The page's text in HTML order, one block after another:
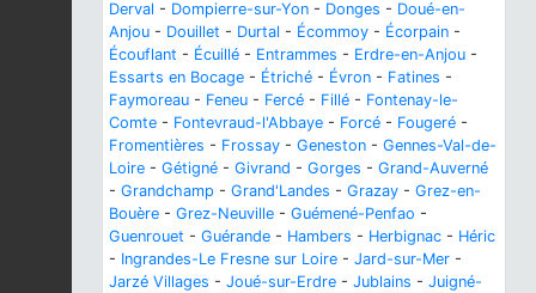
Derval - Dompierre-sur-Yon - Donges - Doué-en-
Anjou - Douillet - Durtal - Écommoy - Écorpain -
Écouflant - Écuillé - Entrammes - Erdre-en-Anjou -
Essarts en Bocage - Étriché - Évron - Fatines -
Faymoreau - Feneu - Fercé - Fillé - Fontenay-le-
Comte - Fontevraud-l'Abbaye - Forcé - Fougeré -
Fromentières - Frossay - Geneston - Gennes-Val-de-
Loire - Gétigné - Givrand - Gorges - Grand-Auverné
- Grandchamp - Grand'Landes - Grazay - Grez-en-
Bouère - Grez-Neuville - Guémené-Penfao -
Guenrouet - Guérande - Hambers - Herbignac - Héric
- Ingrandes-Le Fresne sur Loire - Jard-sur-Mer -
Jarzé Villages - Joué-sur-Erdre - Jublains - Juigné-